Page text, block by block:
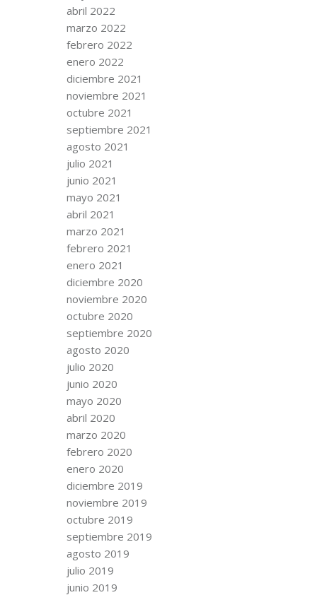
abril 2022
marzo 2022
febrero 2022
enero 2022
diciembre 2021
noviembre 2021
octubre 2021
septiembre 2021
agosto 2021
julio 2021
junio 2021
mayo 2021
abril 2021
marzo 2021
febrero 2021
enero 2021
diciembre 2020
noviembre 2020
octubre 2020
septiembre 2020
agosto 2020
julio 2020
junio 2020
mayo 2020
abril 2020
marzo 2020
febrero 2020
enero 2020
diciembre 2019
noviembre 2019
octubre 2019
septiembre 2019
agosto 2019
julio 2019
junio 2019